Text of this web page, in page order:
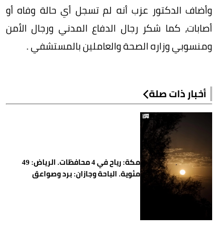
وأضاف الدكتور عزب أنه لم تسجل أي حالة وفاه أو
أصابات، كما شكر رجال الدفاع المدني ورجال الأمن
ومنسوبي وزاره الصحة والعاملين بالمستشفي .
أخبار ذات صلة
مكة: رياح في 4 محافظات. الرياض: 49
مئوية. الباحة وجازان: برد وصواعق